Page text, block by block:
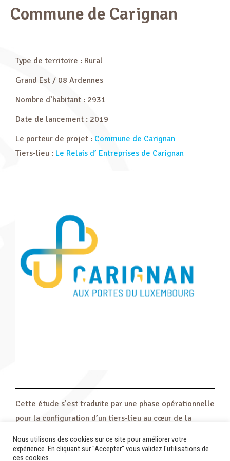
Commune de Carignan
Type de territoire : Rural
Grand Est / 08 Ardennes
Nombre d’habitant : 2931
Date de lancement : 2019
Le porteur de projet : Commune de Carignan
Tiers-lieu : Le Relais d’ Entreprises de Carignan
Cette étude s’est traduite par une phase opérationnelle
pour la configuration d’un tiers-lieu au cœur de la
sein de la mairie de Carignan.
Nous utilisons des cookies sur ce site pour améliorer votre
expérience. En cliquant sur "Accepter" vous validez l'utilisations de
ces cookies.